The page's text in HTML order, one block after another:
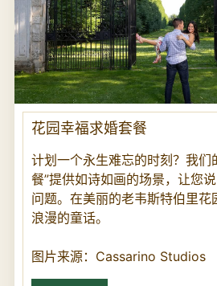
花园幸福求婚套餐
计划一个永生难忘的时刻？我们
餐”提供如诗如画的场景，让您
问题。在美丽的老韦斯特伯里花
浪漫的童话。
图片来源：Cassarino Studios